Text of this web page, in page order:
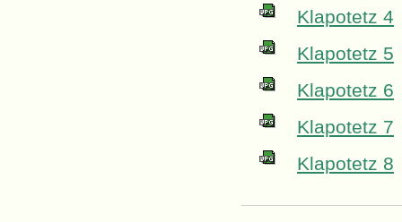
Klapotetz 4
Klapotetz 5
Klapotetz 6
Klapotetz 7
Klapotetz 8